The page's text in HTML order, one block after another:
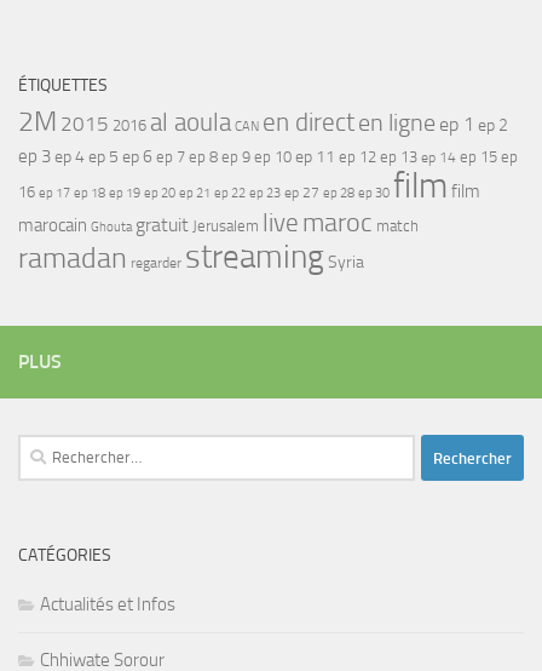
ÉTIQUETTES
2M 2015 2016 al aoula CAN en directen ligne ep 1 ep 2
ep 3ep 4ep 5 ep 6 ep 7 ep 8 ep 9 ep 10 ep 11 ep 12 ep 13 ep 14 ep 15 ep
16 ep 17 ep 18 ep 19 ep 20 ep 21 ep 22 ep 23 ep 27 ep 28 ep 30 film film
marocain Ghouta gratuit Jerusalem live maroc match
ramadan regarder streamingSyria
PLUS
Rechercher :
CATÉGORIES
Actualités et Infos
Chhiwate Sorour